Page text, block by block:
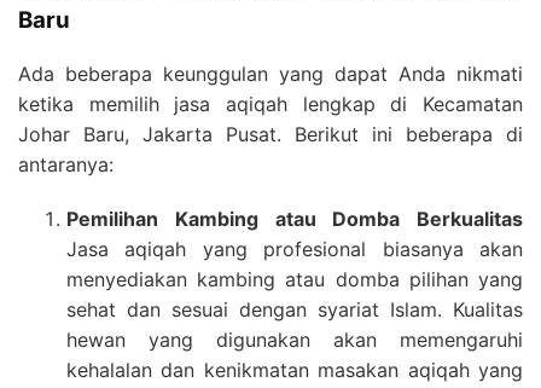
Baru
Ada beberapa keunggulan yang dapat Anda nikmati
ketika memilih jasa aqiqah lengkap di Kecamatan
Johar Baru, Jakarta Pusat. Berikut ini beberapa di
antaranya:
Pemilihan Kambing atau Domba Berkualitas
Jasa aqiqah yang profesional biasanya akan
menyediakan kambing atau domba pilihan yang
sehat dan sesuai dengan syariat Islam. Kualitas
hewan yang digunakan akan memengaruhi
kehalalan dan kenikmatan masakan aqiqah yang